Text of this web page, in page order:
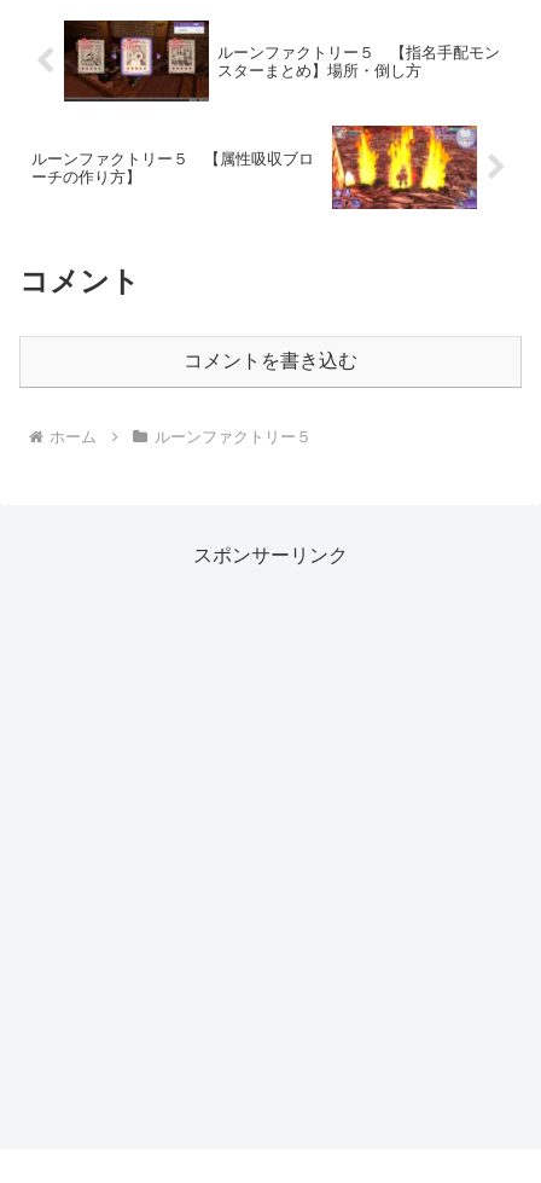
ルーンファクトリー５ 【指名手配モン
スターまとめ】場所・倒し方
ルーンファクトリー５ 【属性吸収ブロ
ーチの作り方】
コメント
コメントを書き込む
ホーム ルーンファクトリー５
スポンサーリンク